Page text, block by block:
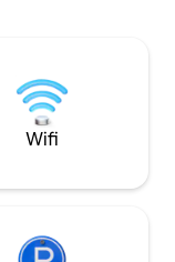
cuisiner. Le linge de lit, les serviettes, le
café, le thé et le
parking,
Wifi